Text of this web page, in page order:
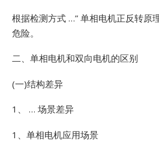
根据检测方式 …” 单相电机正反转原
危险。
二、单相电机和双向电机的区别
(一)结构差异
1、 … 场景差异
1、单相电机应用场景